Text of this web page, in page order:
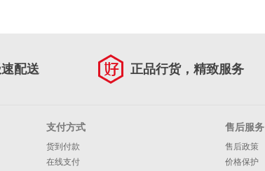
配送 正品行货，精致服务
支付方式
货到付款
在线支付
售后服务
售后政策
价格保护